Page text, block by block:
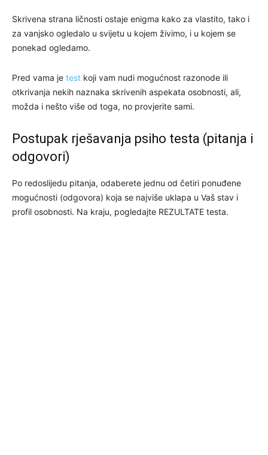
Skrivena strana ličnosti ostaje enigma kako za vlastito, tako i
za vanjsko ogledalo u svijetu u kojem živimo, i u kojem se
ponekad ogledamo.
Pred vama je test koji vam nudi mogućnost razonode ili
otkrivanja nekih naznaka skrivenih aspekata osobnosti, ali,
možda i nešto više od toga, no provjerite sami.
Postupak rješavanja psiho testa (pitanja i
odgovori)
Po redoslijedu pitanja, odaberete jednu od četiri ponuđene
mogućnosti (odgovora) koja se najviše uklapa u Vaš stav i
profil osobnosti. Na kraju, pogledajte REZULTATE testa.